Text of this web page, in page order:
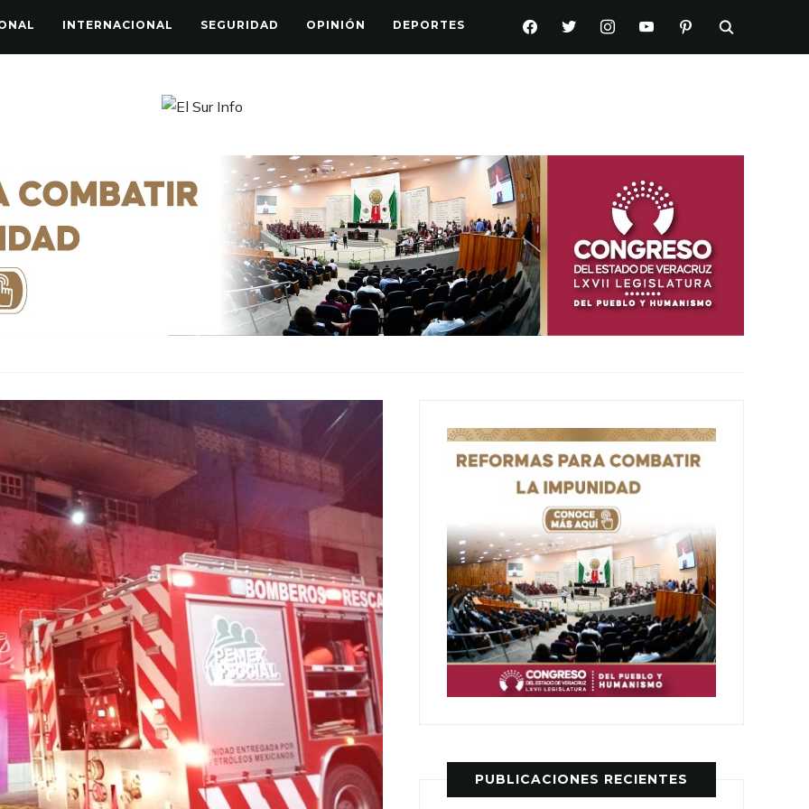
INTERNACIONAL SEGURIDAD OPINIÓN DEPORTES FACEBOOKTWITTERINSTAGRAMYOUTUBEPINTEREST
PUBLICACIONES RECIENTES